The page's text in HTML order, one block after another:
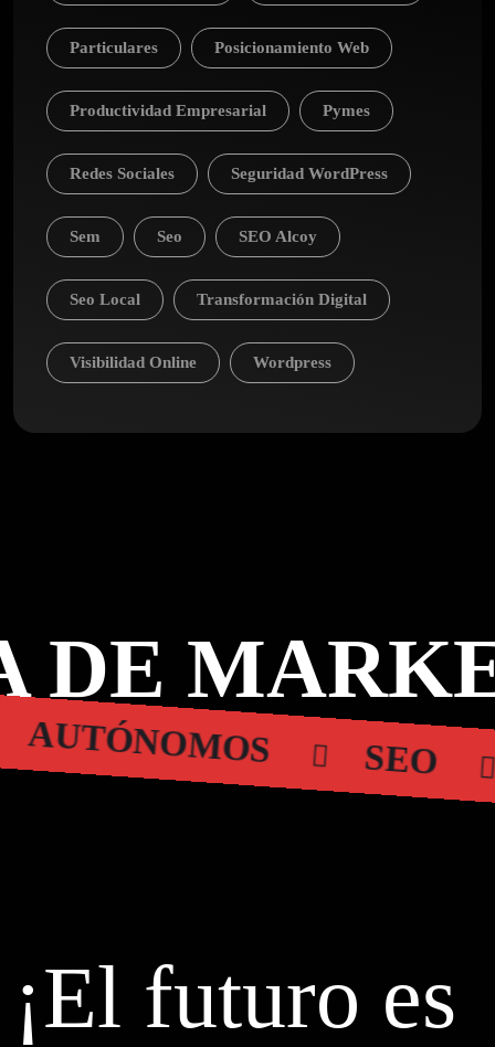
Particulares Posicionamiento Web
Productividad Empresarial Pymes
Redes Sociales Seguridad WordPress
Sem Seo SEO Alcoy
Seo Local Transformación Digital
Visibilidad Online Wordpress
AUTÓNOMOS SEO
¡El futuro es